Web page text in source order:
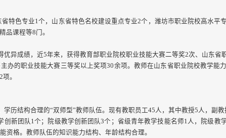
特色专业1个，山东省特色名校建设重点专业2个，潍坊市职业院校高水平
品课程等8门。
异成绩，近5年来，获得教育部职业院校职业技能大赛二等奖2次、山东省
办的职业技能大赛三等奖以上奖项30余项。教师在山东省职业院校教学能
。
历结构合理的“双师型”教师队伍。现有教职员工45人，其中教授5人，副
新团队1个；院级教学创新团队3个；省级青年教学技能名师1人，院级教
资格。教师队伍的知识能力结构、年龄结构合理。